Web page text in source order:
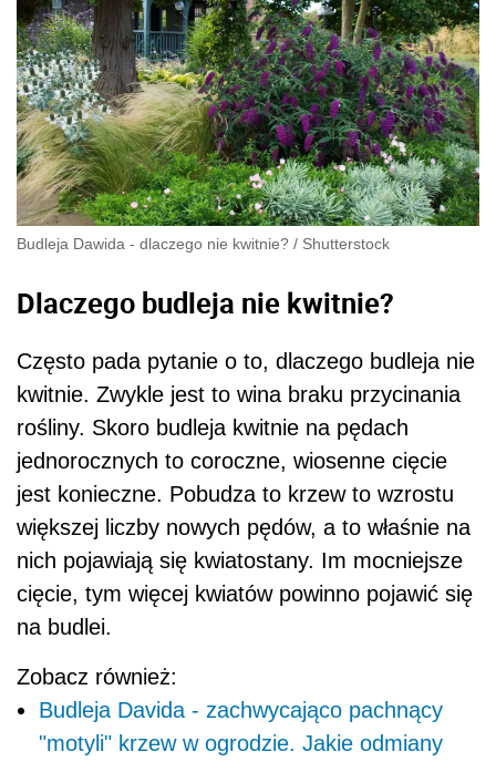
Budleja Dawida - dlaczego nie kwitnie? / Shutterstock
Dlaczego budleja nie kwitnie?
Często pada pytanie o to, dlaczego budleja nie
kwitnie. Zwykle jest to wina braku przycinania
rośliny. Skoro budleja kwitnie na pędach
jednorocznych to coroczne, wiosenne cięcie
jest konieczne. Pobudza to krzew to wzrostu
większej liczby nowych pędów, a to właśnie na
nich pojawiają się kwiatostany. Im mocniejsze
cięcie, tym więcej kwiatów powinno pojawić się
na budlei.
Zobacz również:
Budleja Davida - zachwycająco pachnący
"motyli" krzew w ogrodzie. Jakie odmiany